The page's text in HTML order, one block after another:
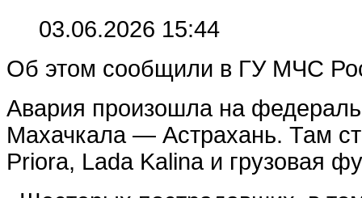
03.06.2026 15:44
Об этом сообщили в ГУ МЧС
Авария произошла на
Махачкала — Астрахань. Там
Priora, Lada Kalina и грузовая